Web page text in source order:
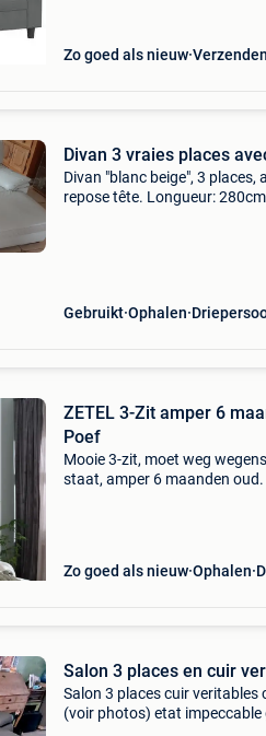
Zo goed als nieuw Verzenden
Divan 3 vraies places
Divan "blanc beige", 3 places,
repose tête. Longueur:
Gebruikt Ophalen
ZETEL 3-Zit amper 6
Poef
Mooie 3-zit, moet weg
staat, amper 6 maanden
Zo goed als nieuw Ophalen
Salon 3 places en cuir
Salon 3 places cuir veritables
(voir photos) etat